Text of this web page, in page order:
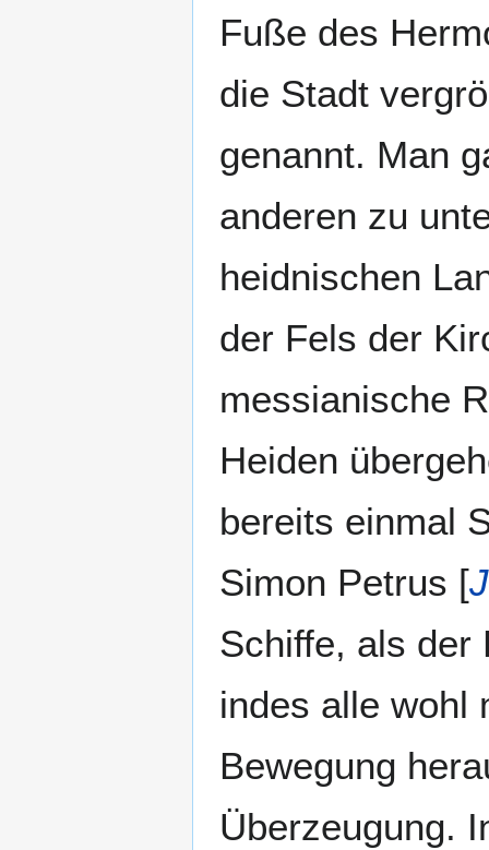
Fuße des
die Stadt
genannt. Man
anderen zu
heidnischen
der Fels der
messianische
Heiden
bereits einmal
Simon Petrus [
Schiffe, als der
indes alle wohl
Bewegung
Überzeugung.